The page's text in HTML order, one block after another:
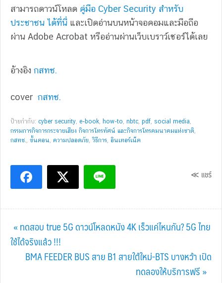
สามารถดาวน์โหลด คู่มือ Cyber Security สำหรับ
ประชาชน ได้ที่นี่ และเปิดอ่านบนหน้าจอคอมและมือถือ
ผ่าน Adobe Acrobat หรืออ่านผ่านเว็บเบราว์เซอร์ได้เลย
อ้างอิง กสทช.
cover กสทช.
ป้ายกำกับ: cyber security, e-book, how-to, nbtc, pdf, social media,
กรรมการกิจการกระจายเสียง กิจการโทรทัศน์ และกิจการโทรคมนาคมแห่งชาติ,
กสทช., ขั้นตอน, ความปลอดภัย,วิธีการ, อินเทอร์เน็ต
≪ แชร์
Previous
Post:
« ทดสอบ true 5G ดาวน์โหลดหนัง 4K เร็วแค่ไหนกัน? 5G ไทย
ใช้ได้จริงแล้ว !!!
Next
BMA FEEDER BUS สาย B1 สายใต้ใหม่-BTS บางหว้า เปิด
ทดลองให้บริการฟรี »